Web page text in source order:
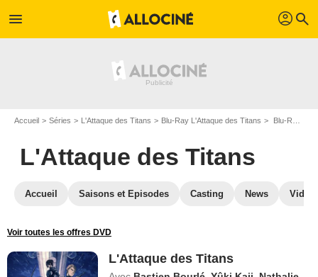
menu profil search
Accueil Séries L'Attaque des Titans Blu-Ray L'Attaque des Titans Blu-Ray L'Attaque des Titans
L'Attaque des Titans
Accueil Saisons et Episodes Casting News
Voir toutes les offres DVD
L'Attaque des Titans